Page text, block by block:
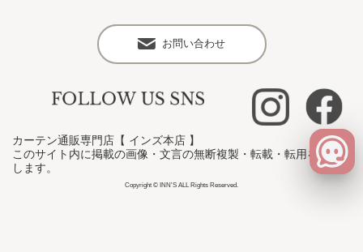
お問い合わせ
カーテン通販専門店【 インズ本店 】
このサイト内に掲載の画像・文言の無断複製・転載・転用を禁止
します。
Copyright © INN'S ALL Rights Reserved.